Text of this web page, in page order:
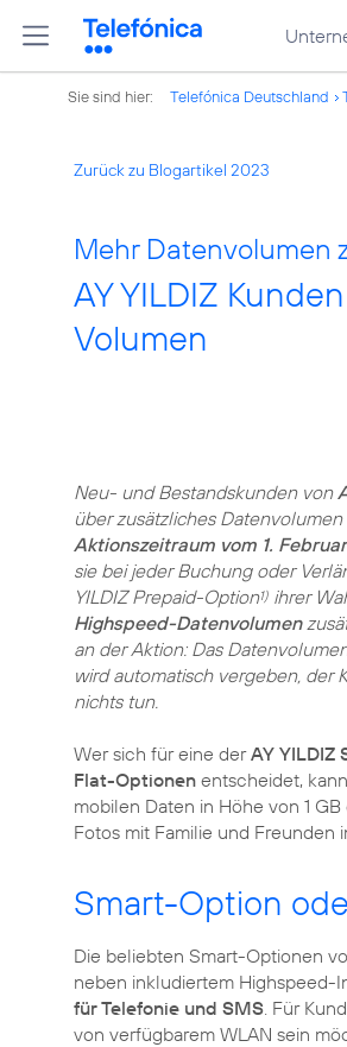
Sie sind hier: Telefónica Deutschland
Zurück zu Blogartikel 2023
Mehr Datenvolumen
AY YILDIZ
Volumen
Neu- und Bestandskunden von
über zusätzliches
Aktionszeitraum vom 1.
sie bei jeder Buchung oder
YILDIZ Prepaid-Option1) ihrer
Highspeed-Datenvolumen
an der Aktion: Das
wird automatisch vergeben, der
nichts tun.
Wer sich für eine derAY
Flat-Optionen entscheidet,
mobilen Daten in Höhe von 1
Fotos mit Familie und Freunden
Smart-Option
Die beliebten Smart-Optionen
neben inkludiertem Highspeed-
für Telefonie und SMS. Für
von verfügbarem WLAN sein